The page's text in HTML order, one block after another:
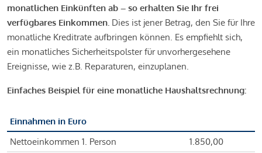
monatlichen Einkünften ab – so erhalten Sie Ihr frei
verfügbares Einkommen. Dies ist jener Betrag, den Sie für Ihre
monatliche Kreditrate aufbringen können. Es empfiehlt sich,
ein monatliches Sicherheitspolster für unvorhergesehene
Ereignisse, wie z.B. Reparaturen, einzuplanen.
Einfaches Beispiel für eine monatliche Haushaltsrechnung:
Einnahmen in Euro
Nettoeinkommen 1. Person
1.850,00